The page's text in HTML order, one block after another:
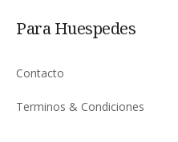
Para Huespedes
Contacto
Terminos & Condiciones